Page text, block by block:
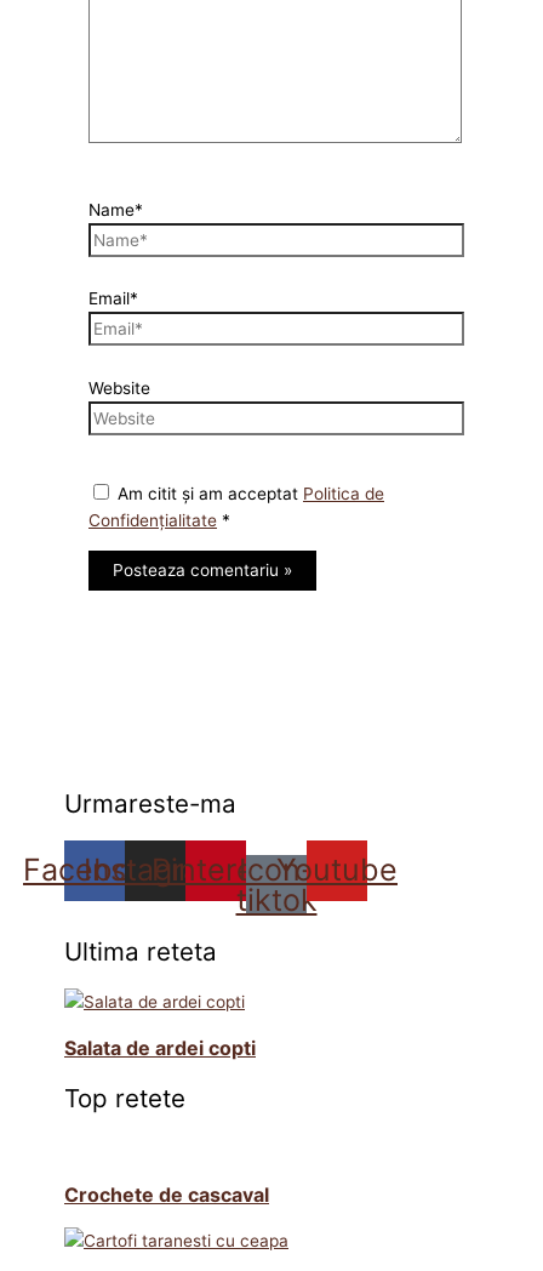
Name*
Email*
Website
Am citit și am acceptat Politica de
Confidențialitate *
Urmareste-ma
Facebook
Instagram
Pinterest
Icon-
tiktok
Youtube
Ultima reteta
Salata de ardei copti
Top retete
Crochete de cascaval